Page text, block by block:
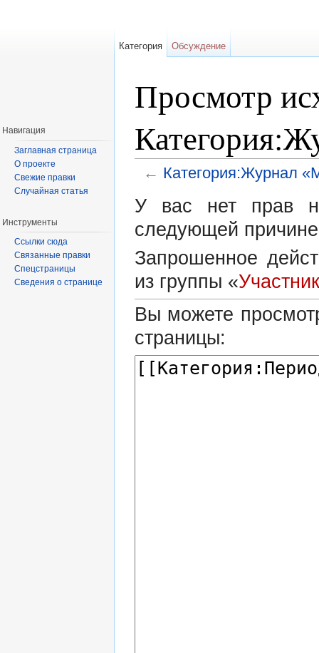
Просмотр
← Категория:Журнал
У вас нет прав
следующей
Запрошенное
из группы «
Вы можете
страницы:
Категория Обсуждение
Навигация
Заглавная страница
О проекте
Свежие правки
Случайная статья
Инструменты
Ссылки сюда
Связанные правки
Спецстраницы
Сведения о странице